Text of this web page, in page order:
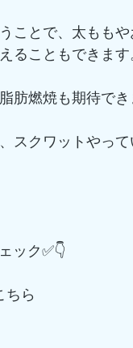
ことで、太もも
ることもできま
肪燃焼も期待で
スクワットやっ
ック✅👇
ちら